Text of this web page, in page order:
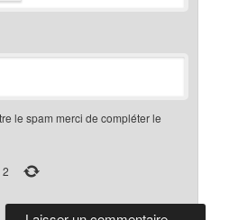
le spam merci de compléter le
2